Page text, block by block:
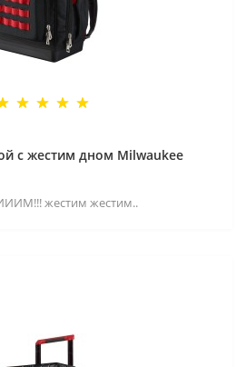
с жестим дном Milwaukee
жестим жестим..